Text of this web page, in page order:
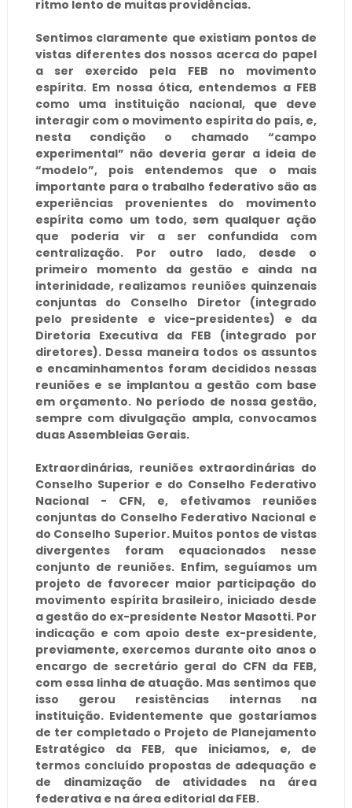
ritmo lento de muitas providências.
Sentimos claramente que existiam pontos de
vistas diferentes dos nossos acerca do papel
a ser exercido pela FEB no movimento
espírita. Em nossa ótica, entendemos a FEB
como uma instituição nacional, que deve
interagir com o movimento espírita do país, e,
nesta condição o chamado “campo
experimental” não deveria gerar a ideia de
“modelo”, pois entendemos que o mais
importante para o trabalho federativo são as
experiências provenientes do movimento
espírita como um todo, sem qualquer ação
que poderia vir a ser confundida com
centralização. Por outro lado, desde o
primeiro momento da gestão e ainda na
interinidade, realizamos reuniões quinzenais
conjuntas do Conselho Diretor (integrado
pelo presidente e vice-presidentes) e da
Diretoria Executiva da FEB (integrado por
diretores). Dessa maneira todos os assuntos
e encaminhamentos foram decididos nessas
reuniões e se implantou a gestão com base
em orçamento. No período de nossa gestão,
sempre com divulgação ampla, convocamos
duas Assembleias Gerais.
Extraordinárias, reuniões extraordinárias do
Conselho Superior e do Conselho Federativo
Nacional - CFN, e, efetivamos reuniões
conjuntas do Conselho Federativo Nacional e
do Conselho Superior. Muitos pontos de vistas
divergentes foram equacionados nesse
conjunto de reuniões. Enfim, seguíamos um
projeto de favorecer maior participação do
movimento espírita brasileiro, iniciado desde
a gestão do ex-presidente Nestor Masotti. Por
indicação e com apoio deste ex-presidente,
previamente, exercemos durante oito anos o
encargo de secretário geral do CFN da FEB,
com essa linha de atuação. Mas sentimos que
isso gerou resistências internas na
instituição. Evidentemente que gostaríamos
de ter completado o Projeto de Planejamento
Estratégico da FEB, que iniciamos, e, de
termos concluído propostas de adequação e
de dinamização de atividades na área
federativa e na área editorial da FEB.